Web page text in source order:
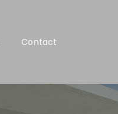
Contact